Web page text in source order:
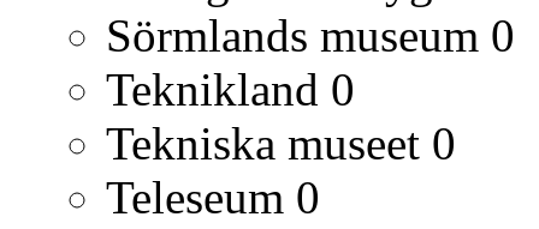
Sörmlands museum 0
Teknikland 0
Tekniska museet 0
Teleseum 0